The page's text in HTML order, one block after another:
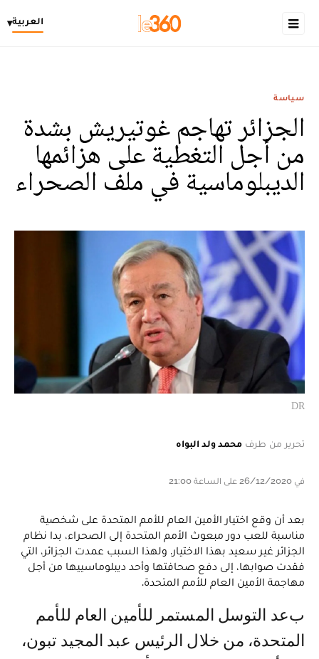
العربية▾
سياسة
الجزائر تهاجم غوتيريش بشدة
من أجل التغطية على هزائمها
الديبلوماسية في ملف الصحراء
DR
تحرير من طرف محمد ولد البواه
في 26/12/2020 على الساعة 21:00
بعد أن وقع اختيار الأمين العام للأمم المتحدة على شخصية
مناسبة للعب دور مبعوث الأمم المتحدة إلى الصحراء، بدا نظام
الجزائر غير سعيد بهذا الاختيار. ولهذا السبب عمدت الجزائر، التي
فقدت صوابها، إلى دفع صحافتها وأحد ديبلوماسييها من أجل
مهاجمة الأمين العام للأمم المتحدة.
بعد التوسل المستمر للأمين العام للأمم
المتحدة، من خلال الرئيس عبد المجيد تبون،